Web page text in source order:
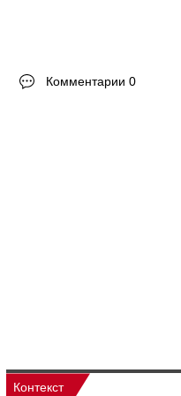
Комментарии 0
Контекст